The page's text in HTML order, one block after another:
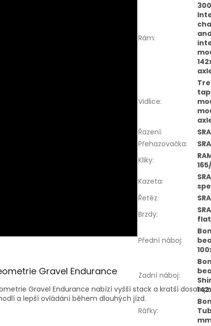
Gravel Endurance
Gravel Endurance nabízí vyšší stack a kratší dosah
a lepší ovládání během dlouhých jízd.
Rám:
Vidlice:
Řazení:
Přehazovačka:
Kliky:
Kazeta:
Řetěz:
Brzdy:
Přední náboj:
Zadní náboj:
Ráfky: